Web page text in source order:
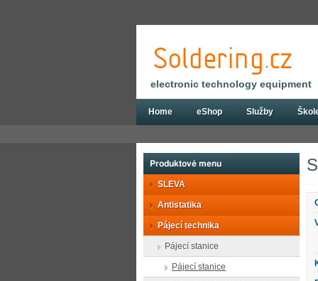
Produktové menu
SLEVA
Antistatika
Pájecí technika
Pájecí stanice
Pájecí stanice
electronic technology equipment
Home eShop Služby